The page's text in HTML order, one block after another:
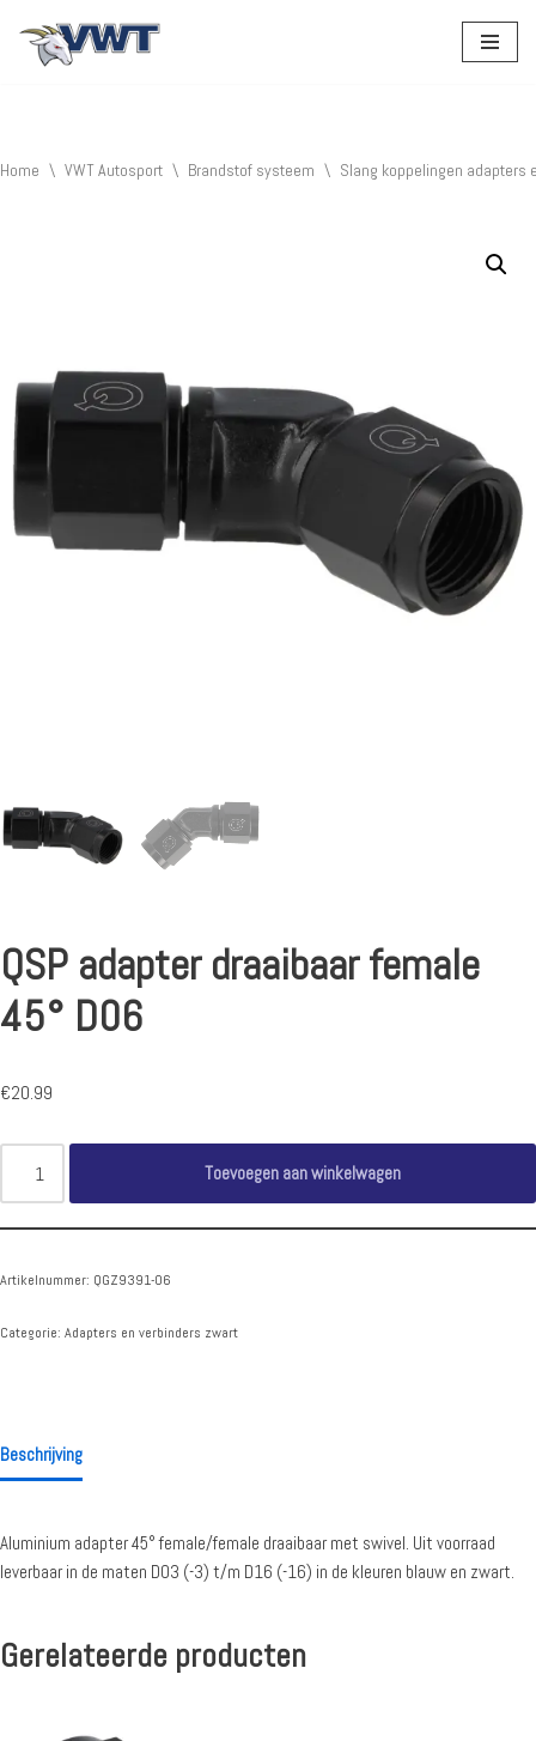
Home \ VWT Autosport \ Brandstof systeem \ Slang koppelingen adapters
QSP adapter draaibaar female
45° D06
€20.99
Toevoegen aan winkelwagen
Artikelnummer: QGZ9391-06
Categorie: Adapters en verbinders zwart
Beschrijving
Aluminium adapter 45° female/female draaibaar met swivel. Uit voorraad
leverbaar in de maten D03 (-3) t/m D16 (-16) in de kleuren blauw en zwart.
Gerelateerde producten